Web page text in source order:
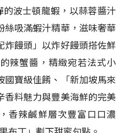
波士頓龍蝦，以蒜蓉醬汁
絲吸滿蝦汁精華，滋味奢華
炸饅頭」以炸好饅頭搭佐鮮
辣蟹醬，精緻宛若法式小
國寶級佳餚、「新加坡馬來
香料魅力與豐美海鮮的完美
香辣鹹鮮層次豐富口口濃